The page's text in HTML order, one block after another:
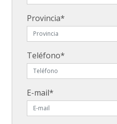
Provincia*
Teléfono*
E-mail*